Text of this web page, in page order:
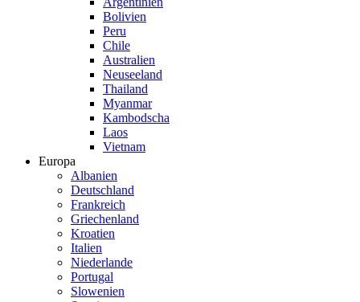
Bolivien
Peru
Chile
Australien
Neuseeland
Thailand
Myanmar
Kambodscha
Laos
Vietnam
Europa
Albanien
Deutschland
Frankreich
Griechenland
Kroatien
Italien
Niederlande
Portugal
Slowenien